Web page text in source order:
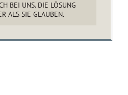
BEI UNS. DIE LÖSUNG
ALS SIE GLAUBEN.